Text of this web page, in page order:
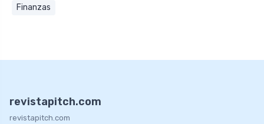
Finanzas
revistapitch.com
revistapitch.com